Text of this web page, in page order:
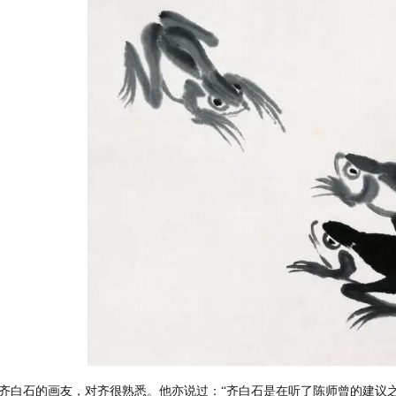
石的画友，对齐很熟悉。他亦说过：“齐白石是在听了陈师曾的建议